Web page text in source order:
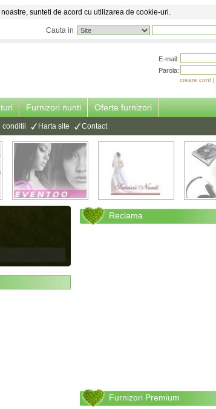
sunteti de acord cu utilizarea de cookie-uri.
Cauta in
E-mail:
Parola:
creare cont |
Furnizori nunti Oferte furnizori
conditii Harta site Contact
Reclama
Furnizori Premium